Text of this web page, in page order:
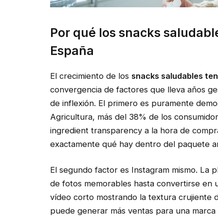
Por qué los snacks
España
El crecimiento de los snacks saludables
convergencia de factores que lleva años
de inflexión. El primero es puramente
Agricultura, más del 38% de los
ingredient transparency a la hora de
exactamente qué hay dentro del paquete
El segundo factor es Instagram mismo. La
de fotos memorables hasta convertirse
vídeo corto mostrando la textura crujiente
puede generar más ventas para una